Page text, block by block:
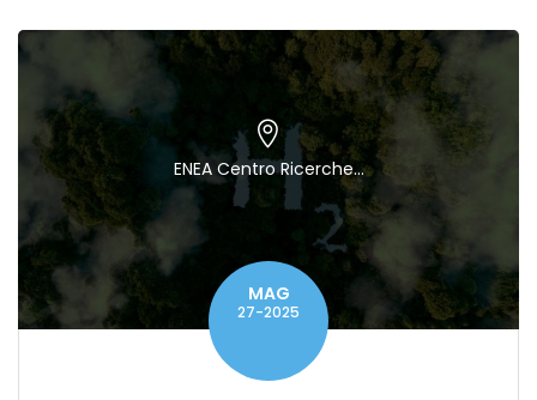
ENEA Centro Ricerche...
MAG
27-2025